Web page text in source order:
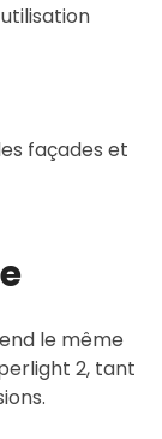
façades et
le même
2, tant